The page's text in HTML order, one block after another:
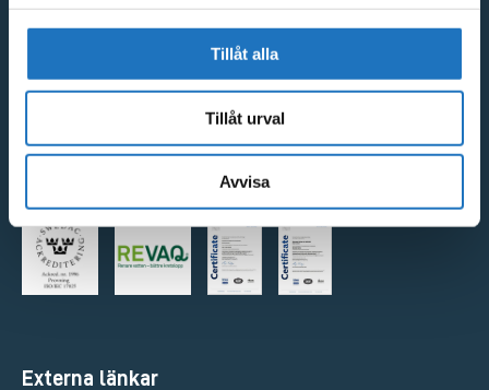
Tillåt alla
Tillåt urval
Avvisa
GDPR och integritetspolicy
Visselblåsarfunktion
Externa länkar